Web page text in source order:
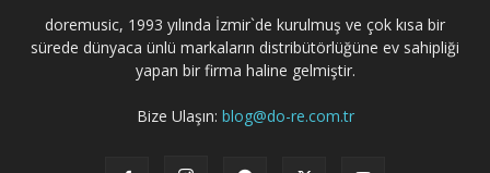
doremusic, 1993 yılında İzmir`de kurulmuş ve çok kısa bir
sürede dünyaca ünlü markaların distribütörlüğüne ev sahipliği
yapan bir firma haline gelmiştir.
Bize Ulaşın: blog@do-re.com.tr